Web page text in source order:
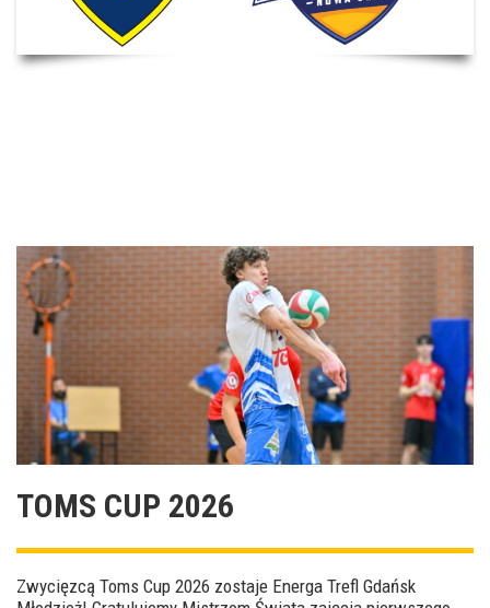
TOMS CUP 2026
Zwycięzcą Toms Cup 2026 zostaje Energa Trefl Gdańsk